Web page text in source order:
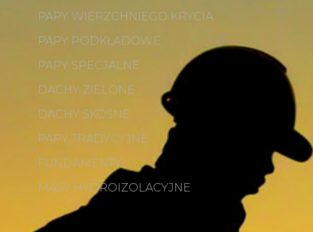
PAPY WIERZCHNIEGO KRYCIA
PAPY PODKŁADOWE
PAPY SPECJALNE
DACHY ZIELONE
DACHY SKOŚNE
PAPY TRADYCYJNE
FUNDAMENTY
MASY HYDROIZOLACYJNE